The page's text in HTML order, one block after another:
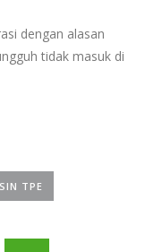
dengan alasan
tidak masuk di
TPE